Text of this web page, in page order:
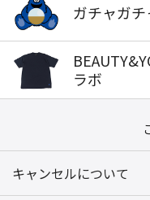
ガチャガ
ラボ
キャンセルについて